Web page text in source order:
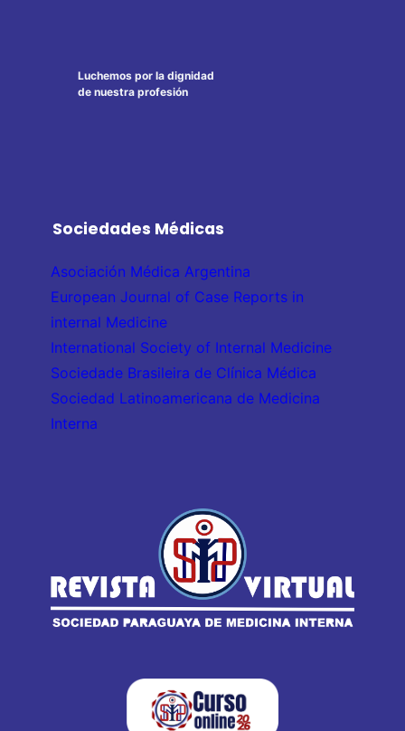
Luchemos por la dignidad
de nuestra profesión
Sociedades Médicas
Asociación Médica Argentina
European Journal of Case Reports in
internal Medicine
International Society of Internal Medicine
Sociedade Brasileira de Clínica Médica
Sociedad Latinoamericana de Medicina
Interna